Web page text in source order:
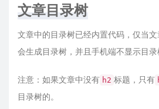
文章目录树
文章中的目录树已经内置代码，仅当
会生成目录树，并且手机端不显示目录
注意：如果文章中没有 h2 标题，只有
目录树的。